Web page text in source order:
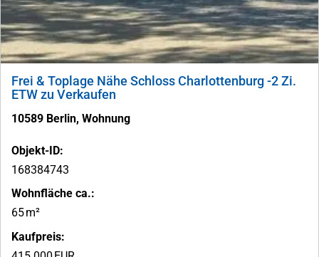
Frei & Toplage Nähe Schloss Charlottenburg -2 Zi.
ETW zu Verkaufen
10589 Berlin, Wohnung
Objekt-ID:
168384743
Wohnfläche ca.:
65 m²
Kaufpreis: